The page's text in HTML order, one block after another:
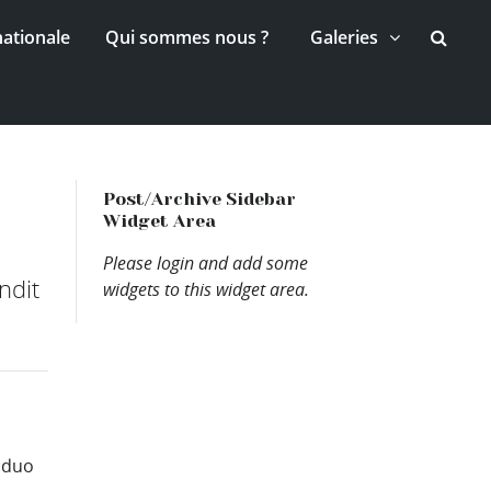
Qui sommes nous ? Galeries
Post/Archive Sidebar
Widget Area
Please login and add some
widgets to this widget area.